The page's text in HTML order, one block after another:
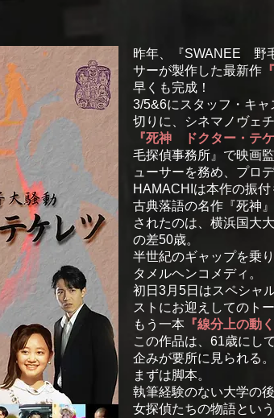
昨年、『SWANEE 野
サーが製作した最新作
早くも完成！
3/5&6にスタッフ・キ
切りに、シネマノヴェ
『死神 ドクター・テケ
毛探偵事務所』で映画
ューサーを務め、プロ
HAMACHIは本作の振付
古典落語の名作『死神
されたのは、横浜国大
の差50歳。
半世紀のギャップを乗
タメルヘンコメディ。
初日3月5日はスペシャ
ストにお迎えしてのト
もう一本 『線分上の動
この作品は、61歳にし
企みが要所に見られる。
まずは脚本。
執筆経験のない大学の
女探偵たちの物語とい